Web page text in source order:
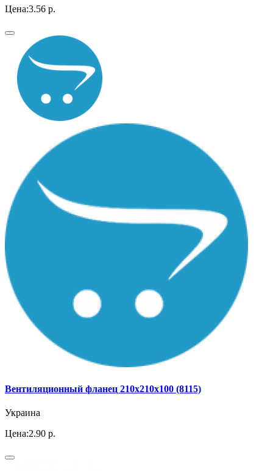
Цена:3.56 р.
Вентиляционный фланец 210х210х100 (8115)
Украина
Цена:2.90 р.